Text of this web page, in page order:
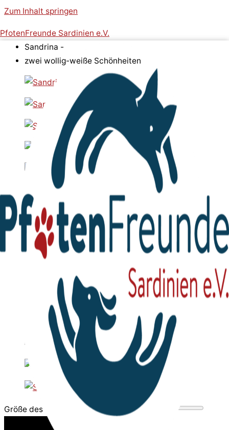
Zum Inhalt springen
PfotenFreunde Sardinien e.V.
Sandrina -
zwei wollig-weiße Schönheiten
Größe des Videobereichs anpassen